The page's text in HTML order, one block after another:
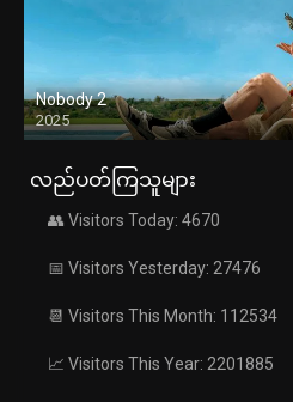
Nobody 2
2025
လည်ပတ်ကြသူများ
👥 Visitors Today: 4670
📅 Visitors Yesterday: 27476
📆 Visitors This Month: 112534
📈 Visitors This Year: 2201885